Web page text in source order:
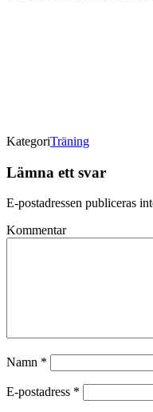
KategoriTräning
Lämna ett svar
E-postadressen publiceras
Kommentar
Namn *
E-postadress *